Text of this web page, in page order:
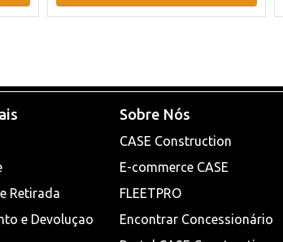
Retirada
e Devoluçao
Sobre Nós
CASE Construction
E-commerce CASE
FLEETPRO
Encontrar Concessionário